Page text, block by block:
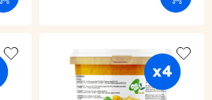
Add to wishlist Add